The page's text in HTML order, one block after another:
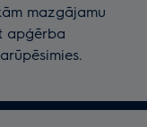
mazgājamu
apģērba